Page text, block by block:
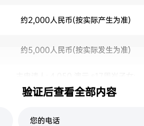
约2,000人民币(按实际产生为准)
约5,000人民币(按实际发生为准)
1.015澳元218周岁子女: 2.020澳元配偶:
2020 澳元
验证后查看全部内容